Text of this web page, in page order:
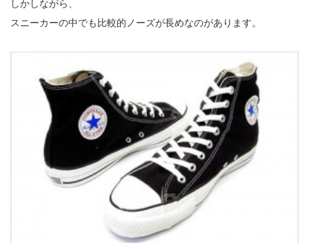
しかしながら、
スニーカーの中でも比較的ノーズが長めなのがあります。